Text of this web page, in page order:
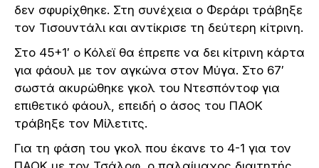
δεν σφυρίχθηκε. Στη συνέχεια ο Φεράρι τράβηξε
τον Τισουντάλι και αντίκρισε τη δεύτερη κίτρινη.
Στο 45+1′ ο Κόλεϊ θα έπρεπε να δει κίτρινη κάρτα
για φάουλ με τον αγκώνα στον Μύγα. Στο 67′
σωστά ακυρώθηκε γκολ του Ντεσπόντοφ για
επιθετικό φάουλ, επειδή ο άσος του ΠΑΟΚ
τράβηξε τον Μίλετιτς.
Για τη φάση του γκολ που έκανε το 4-1 για τον